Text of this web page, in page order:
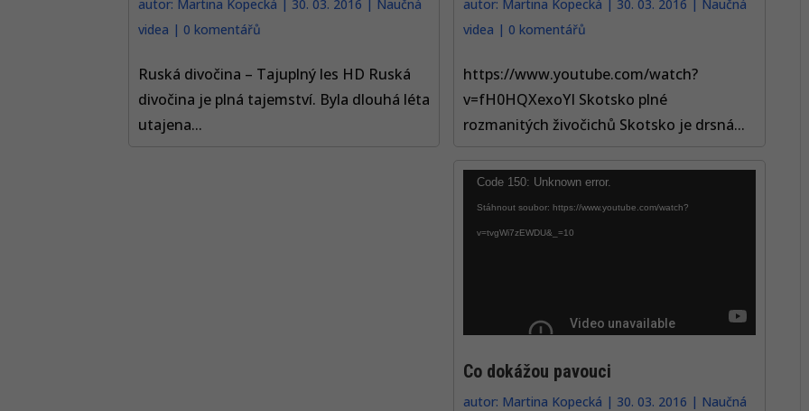
autor: Martina Kopecká | 30. 03. 2016 | Naučná
videa | 0 komentářů
Ruská divočina – Tajuplný les HD Ruská
divočina je plná tajemství. Byla dlouhá léta
utajena...
autor: Martina Kopecká | 30. 03. 2016 | Naučná
videa | 0 komentářů
https://www.youtube.com/watch?
v=fH0HQXexoYI Skotsko plné
rozmanitých živočichů Skotsko je drsná...
Video
přehrávač
Code 150: Unknown error.
Stáhnout soubor: https://www.youtube.com/watch?
v=tvgWi7zEWDU&_=10
Co dokážou pavouci
autor: Martina Kopecká | 30. 03. 2016 | Naučná